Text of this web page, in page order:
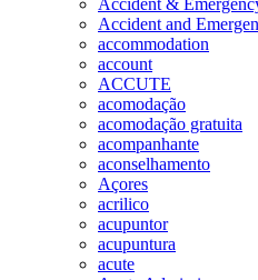
Accident &
Accident and
accommodation
account
ACCUTE
acomodação
acomodação gratuita
acompanhante
aconselhamento
Açores
acrilico
acupuntor
acupuntura
acute